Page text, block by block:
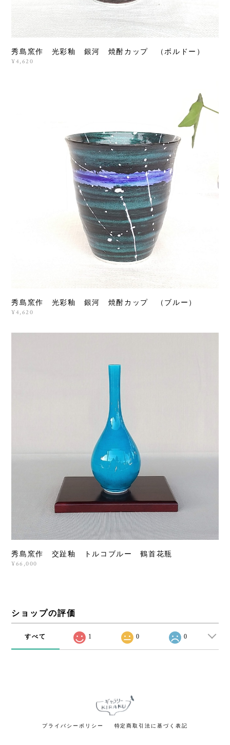
秀島窯作 光彩釉 銀河 焼酎カップ （ボルドー）
¥4,620
秀島窯作 光彩釉 銀河 焼酎カップ （ブルー）
¥4,620
秀島窯作 交趾釉 トルコブルー 鶴首花瓶
¥66,000
ショップの評価
すべて 1 0 0
プライバシーポリシー 特定商取引法に基づく表記